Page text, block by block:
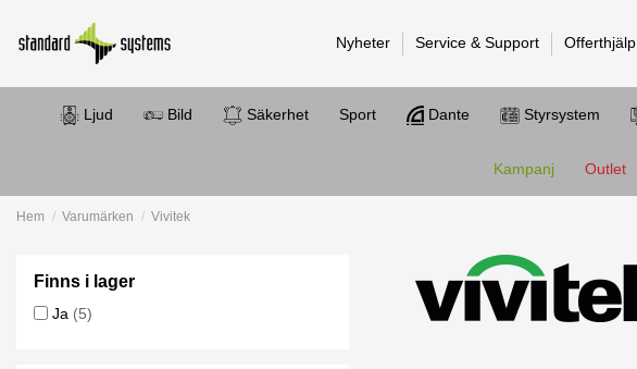
Nyheter Service & Support Offerthjälp
Ljud Bild Säkerhet Sport Dante Styrsystem
Kampanj Outlet
Hem Varumärken Vivitek
Finns i lager
Ja (5)